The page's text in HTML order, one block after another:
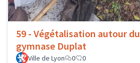
59 - Végétalisation autour du
gymnase Duplat
Ville de Lyon 0 0